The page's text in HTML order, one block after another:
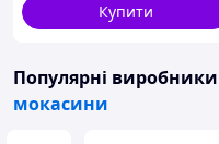
Купити
Популярні виробники
мокасини